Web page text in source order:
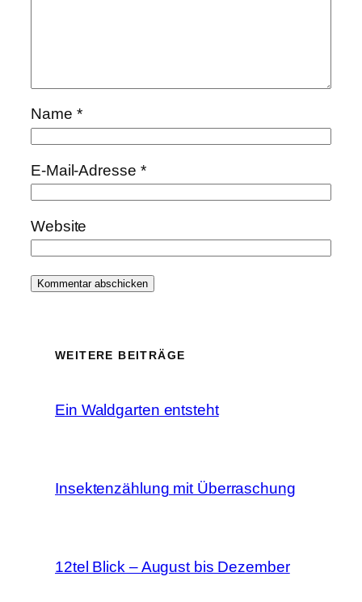
Name *
E-Mail-Adresse *
Website
WEITERE BEITRÄGE
Ein Waldgarten entsteht
Insektenzählung mit Überraschung
12tel Blick – August bis Dezember